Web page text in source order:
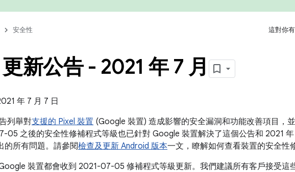
安全性 這對你
新公告 - 2021 年 7 月
年 7 月 7 日
列舉對支援的 Pixel 裝置 (Google 裝置) 造成影響的安全漏洞和功能改善項目，
05 之後的安全性修補程式等級也已針對 Google 裝置解決了這個公告和 2021
的所有問題。請參閱檢查及更新 Android 版本一文，瞭解如何查看裝置的安全性
裝置都會收到 2021-07-05 修補程式等級更新。我們建議所有客戶接受這